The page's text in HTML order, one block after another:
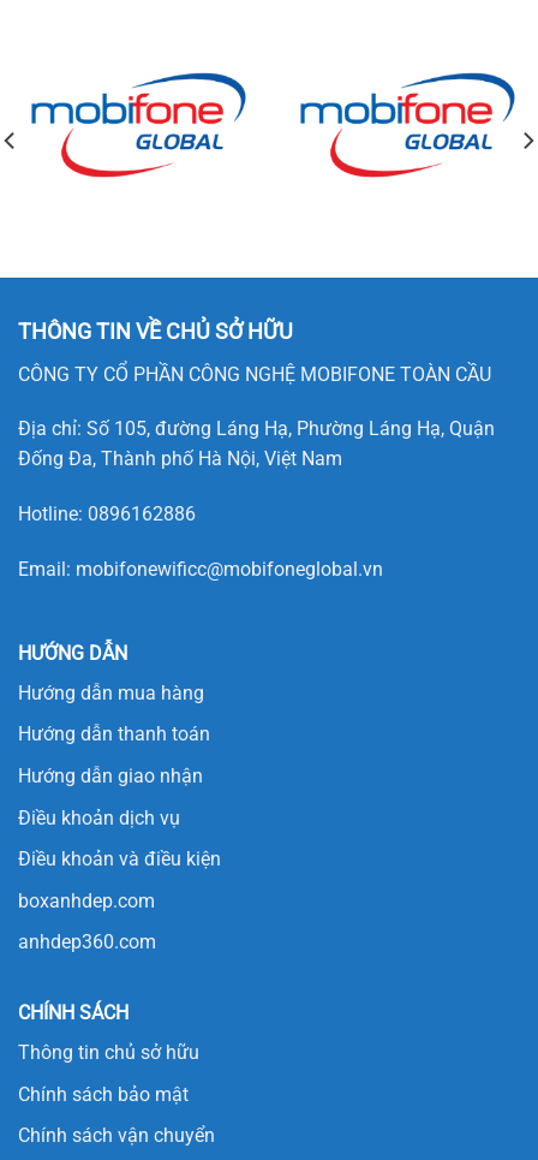
THÔNG TIN VỀ CHỦ SỞ HỮU
CÔNG TY CỔ PHẦN CÔNG NGHỆ MOBIFONE TOÀN CẦU
Địa chỉ: Số 105, đường Láng Hạ, Phường Láng Hạ, Quận
Đống Đa, Thành phố Hà Nội, Việt Nam
Hotline: 0896162886
Email: mobifonewificc@mobifoneglobal.vn
HƯỚNG DẪN
Hướng dẫn mua hàng
Hướng dẫn thanh toán
Hướng dẫn giao nhận
Điều khoản dịch vụ
Điều khoản và điều kiện
boxanhdep.com
anhdep360.com
CHÍNH SÁCH
Thông tin chủ sở hữu
Chính sách bảo mật
Chính sách vận chuyển